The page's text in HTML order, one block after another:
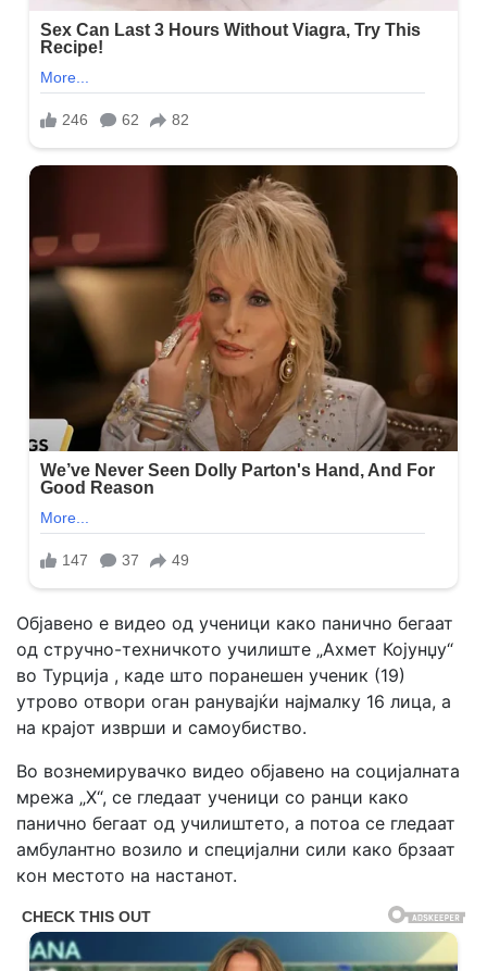
Објавено е видео од ученици како панично бегаат
од стручно-техничкото училиште „Ахмет Којунџу“
во Турција , каде што поранешен ученик (19)
утрово отвори оган ранувајќи најмалку 16 лица, а
на крајот изврши и самоубиство.
Во вознемирувачко видео објавено на социјалната
мрежа „X“, се гледаат ученици со ранци како
панично бегаат од училиштето, а потоа се гледаат
амбулантно возило и специјални сили како брзаат
кон местото на настанот.